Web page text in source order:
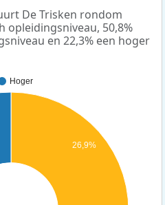
De Trisken rondom
opleidingsniveau, 50,8%
en 22,3% een hoger
Hoger
26,9%